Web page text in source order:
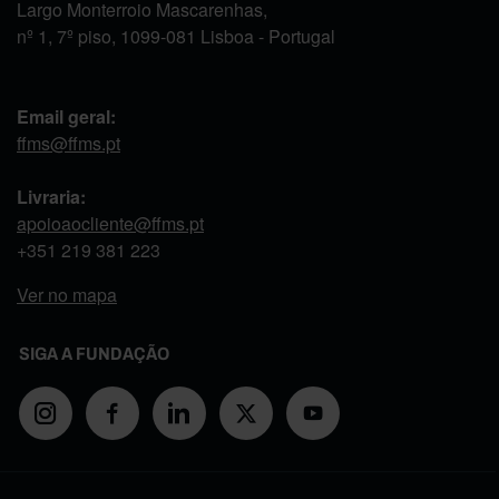
Largo Monterroio Mascarenhas,
nº 1, 7º piso, 1099-081 Lisboa - Portugal
Email geral:
ffms@ffms.pt
Livraria:
apoioaocliente@ffms.pt
+351 219 381 223
Ver no mapa
SIGA A FUNDAÇÃO